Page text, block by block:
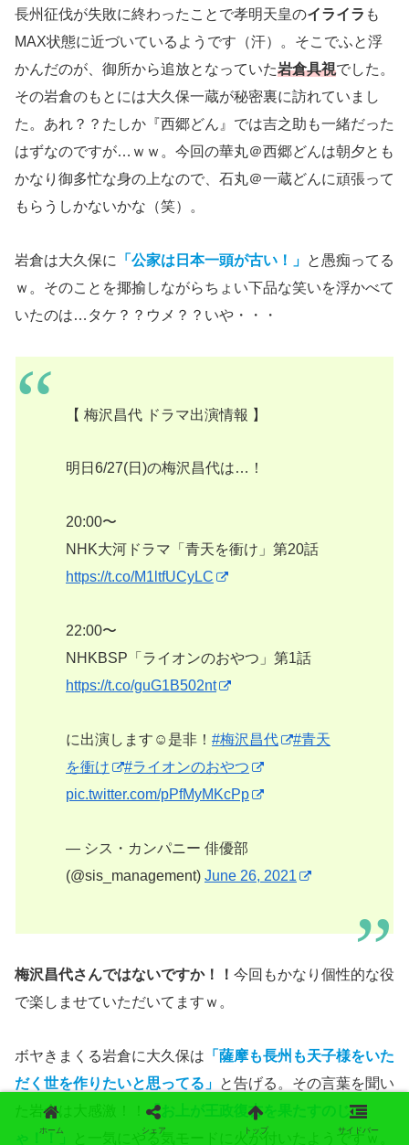
長州征伐が失敗に終わったことで孝明天皇のイライラ も
MAX状態に近づいているようです（汗）。そこでふと浮
かんだのが、御所から追放となっていた岩倉具視でした。
その岩倉のもとには大久保一蔵が秘密裏に訪れていまし
た。あれ？？たしか『西郷どん』では吉之助も一緒だった
はずなのですが…ｗｗ。今回の華丸＠西郷どんは朝夕とも
かなり御多忙な身の上なので、石丸＠一蔵どんに頑張って
もらうしかないかな（笑）。
岩倉は大久保に 「公家は日本一頭が古い！」 と愚痴ってる
ｗ。そのことを揶揄しながらちょい下品な笑いを浮かべて
いたのは…タケ？？ウメ？？いや・・・
【 梅沢昌代 ドラマ出演情報 】
明日6/27(日)の梅沢昌代は…！
20:00〜
NHK大河ドラマ「青天を衝け」第20話
https://t.co/M1ltfUCyLC
22:00〜
NHKBSP「ライオンのおやつ」第1話
https://t.co/guG1B502nt
に出演します☺︎是非！ #梅沢昌代
#青天
を衝け
#ライオンのおやつ
pic.twitter.com/pPfMyMKcPp
— シス・カンパニー 俳優部
(@sis_management) June 26, 2021
梅沢昌代さんではないですか！！ 今回もかなり個性的な役
で楽しませていただいてますｗ。
ボヤきまくる岩倉に大久保は 「薩摩も長州も天子様をいた
だく世を作りたいと思ってる」 と告げる。その言葉を聞い
た岩倉は大感激！！ 「お上が王政復古を果たすのじ
ゃ！！」
と一気にやる気モードに火が付いたようですｗ。
ホーム シェア トップ サイドバー